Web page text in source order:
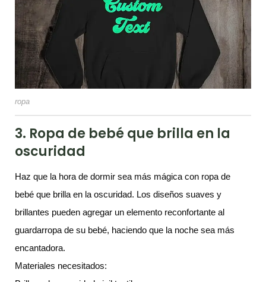
ropa
3. Ropa de bebé que brilla en la
oscuridad
Haz que la hora de dormir sea más mágica con ropa de
bebé que brilla en la oscuridad. Los diseños suaves y
brillantes pueden agregar un elemento reconfortante al
guardarropa de su bebé, haciendo que la noche sea más
encantadora.
Materiales necesitados: